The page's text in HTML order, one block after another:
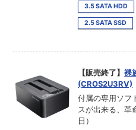
3.5 SATA HDD
2.5 SATA SSD
【販売終了】裸
(CROS2U3RV)
付属の専用ソフ
スが出来る、革
日）